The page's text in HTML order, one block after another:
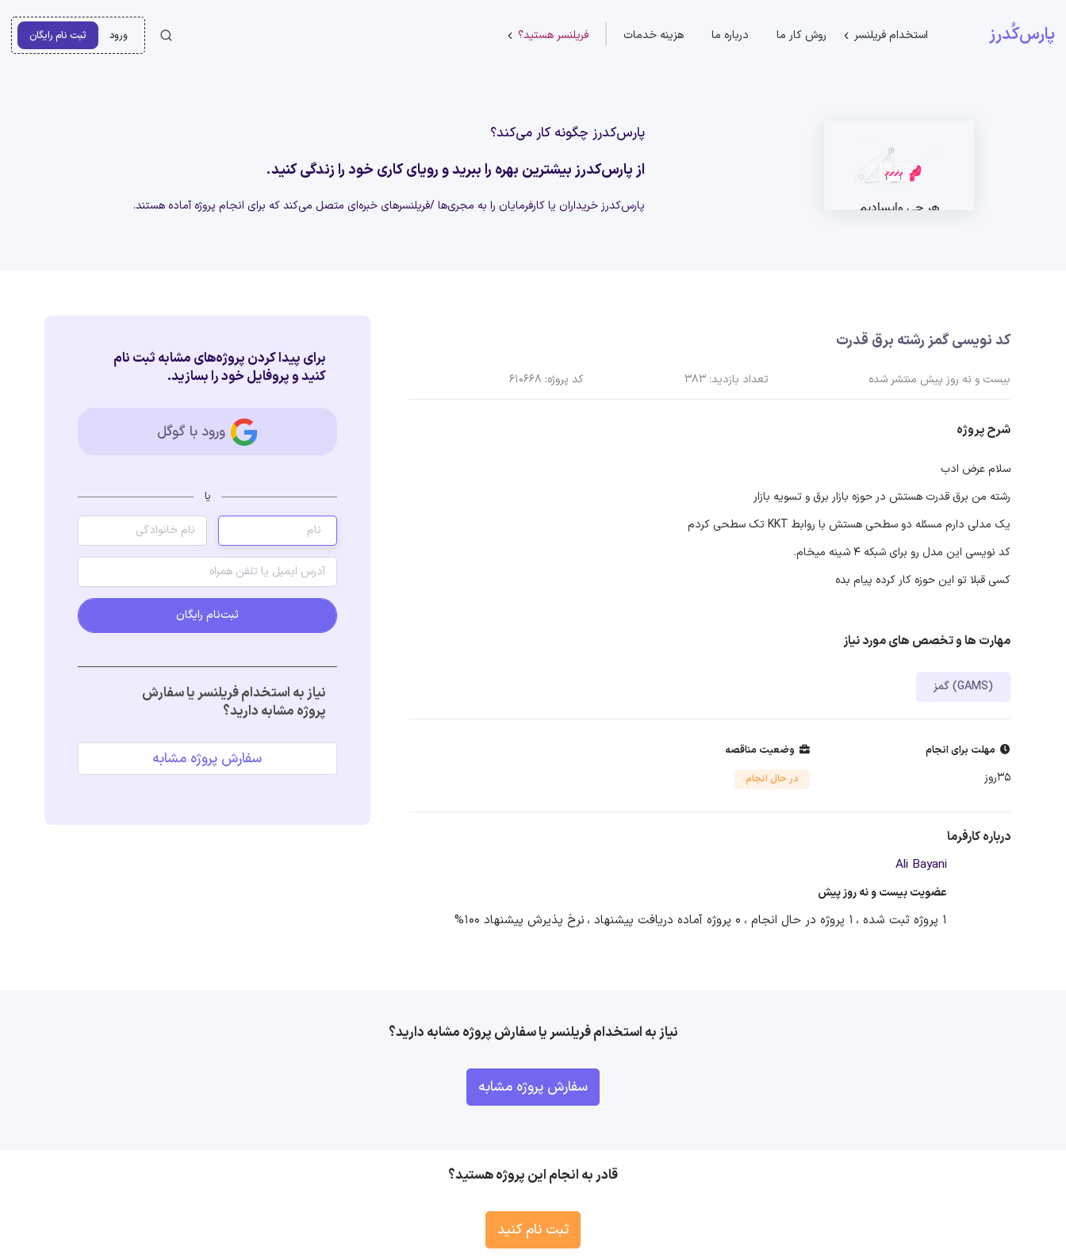
پارس‌کُدرز استخدام فریلنسر روش کار ما درباره ما هزینه خدمات فریلنسر هستید؟ ورود ثبت نام رایگان
پارس‌کدرز چگونه کار می‌کند؟
از پارس‌کدرز بیشترین بهره را ببرید و رویای کاری خود را زندگی کنید.
پارس‌کدرز خریداران یا کارفرمایان را به مجری‌ها /فریلنسرهای خبره‌ای متصل می‌کند که برای انجام پروژه آماده هستند.
کد نویسی گمز رشته برق قدرت
بیست و نه روز پیش منتشر شده تعداد بازدید: 383 کد پروژه: 610668
شرح پروژه
سلام عرض ادب
رشته من برق قدرت هستش در حوزه بازار برق و تسویه بازار
یک مدلی دارم مسئله دو سطحی هستش با روابط KKT تک سطحی کردم
کد نویسی این مدل رو برای شبکه ۴ شینه میخام.
کسی قبلا تو این حوزه کار کرده پیام بده
مهارت ها و تخصص های مورد نیاز
گمز (GAMS)
مهلت برای انجام
35روز
وضعیت مناقصه
در حال انجام
درباره کارفرما
Ali Bayani
عضویت بیست و نه روز پیش
1 پروژه ثبت شده ، 1 پروژه در حال انجام ، 0 پروژه آماده دریافت پیشنهاد ، نرخ پذیرش پیشنهاد 100%
برای پیدا کردن پروژه‌های مشابه ثبت نام
کنید و پروفایل خود را بسازید.
ورود با گوگل
یا
ثبت‌نام رایگان
نیاز به استخدام فریلنسر یا سفارش
پروژه مشابه دارید؟
سفارش پروژه مشابه
نیاز به استخدام فریلنسر یا سفارش پروژه مشابه دارید؟
سفارش پروژه مشابه
قادر به انجام این پروژه هستید؟
ثبت نام کنید